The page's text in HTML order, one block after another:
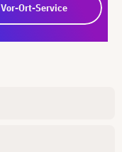
Vor-Ort-Service